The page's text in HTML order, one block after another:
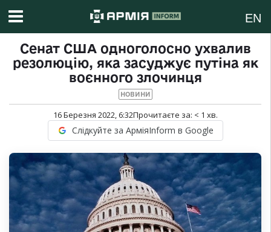
EN
Сенат США одноголосно ухвалив
резолюцію, яка засуджує путіна як
воєнного злочинця
НОВИНИ
16 Березня 2022, 6:32Прочитаєте за: < 1 хв.
Слідкуйте за АрміяInform в Google